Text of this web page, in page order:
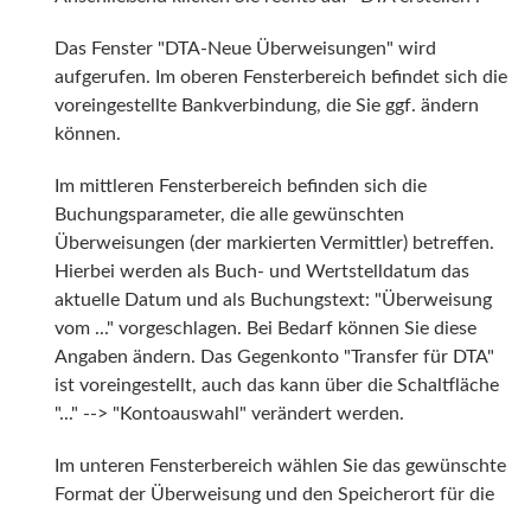
Das Fenster "DTA-Neue Überweisungen" wird
aufgerufen. Im oberen Fensterbereich befindet sich die
voreingestellte Bankverbindung, die Sie ggf. ändern
können.
Im mittleren Fensterbereich befinden sich die
Buchungsparameter, die alle gewünschten
Überweisungen (der markierten Vermittler) betreffen.
Hierbei werden als Buch- und Wertstelldatum das
aktuelle Datum und als Buchungstext: "Überweisung
vom ..." vorgeschlagen. Bei Bedarf können Sie diese
Angaben ändern. Das Gegenkonto "Transfer für DTA"
ist voreingestellt, auch das kann über die Schaltfläche
"..." --> "Kontoauswahl" verändert werden.
Im unteren Fensterbereich wählen Sie das gewünschte
Format der Überweisung und den Speicherort für die